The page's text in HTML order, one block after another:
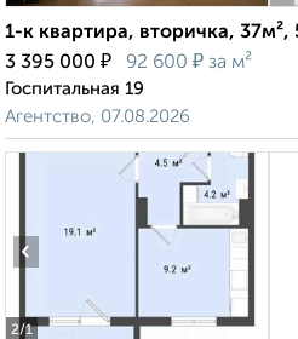
1-к квартира, вторичка, 37м²,
3 395 000 ₽ 92 600 ₽ за м²
Госпитальная 19
Агентство, 07.08.2026
2/1
‹